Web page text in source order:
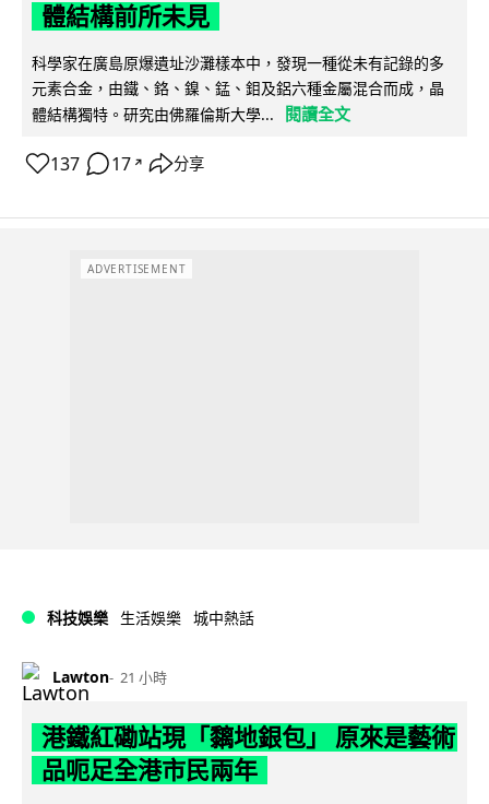
體結構前所未見
科學家在廣島原爆遺址沙灘樣本中，發現一種從未有記錄的多
元素合金，由鐵、鉻、鎳、錳、鉬及鋁六種金屬混合而成，晶
體結構獨特。研究由佛羅倫斯大學...
閱讀全文
137 17 ↗ 分享
ADVERTISEMENT
科技娛樂 生活娛樂 城中熱話
Lawton 21 小時
港鐵紅磡站現「黐地銀包」 原來是藝術
品呃足全港市民兩年